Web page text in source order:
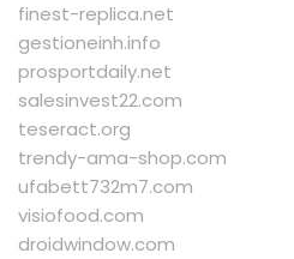
finest-replica.net
gestioneinh.info
prosportdaily.net
salesinvest22.com
teseract.org
trendy-ama-shop.com
ufabett732m7.com
visiofood.com
droidwindow.com